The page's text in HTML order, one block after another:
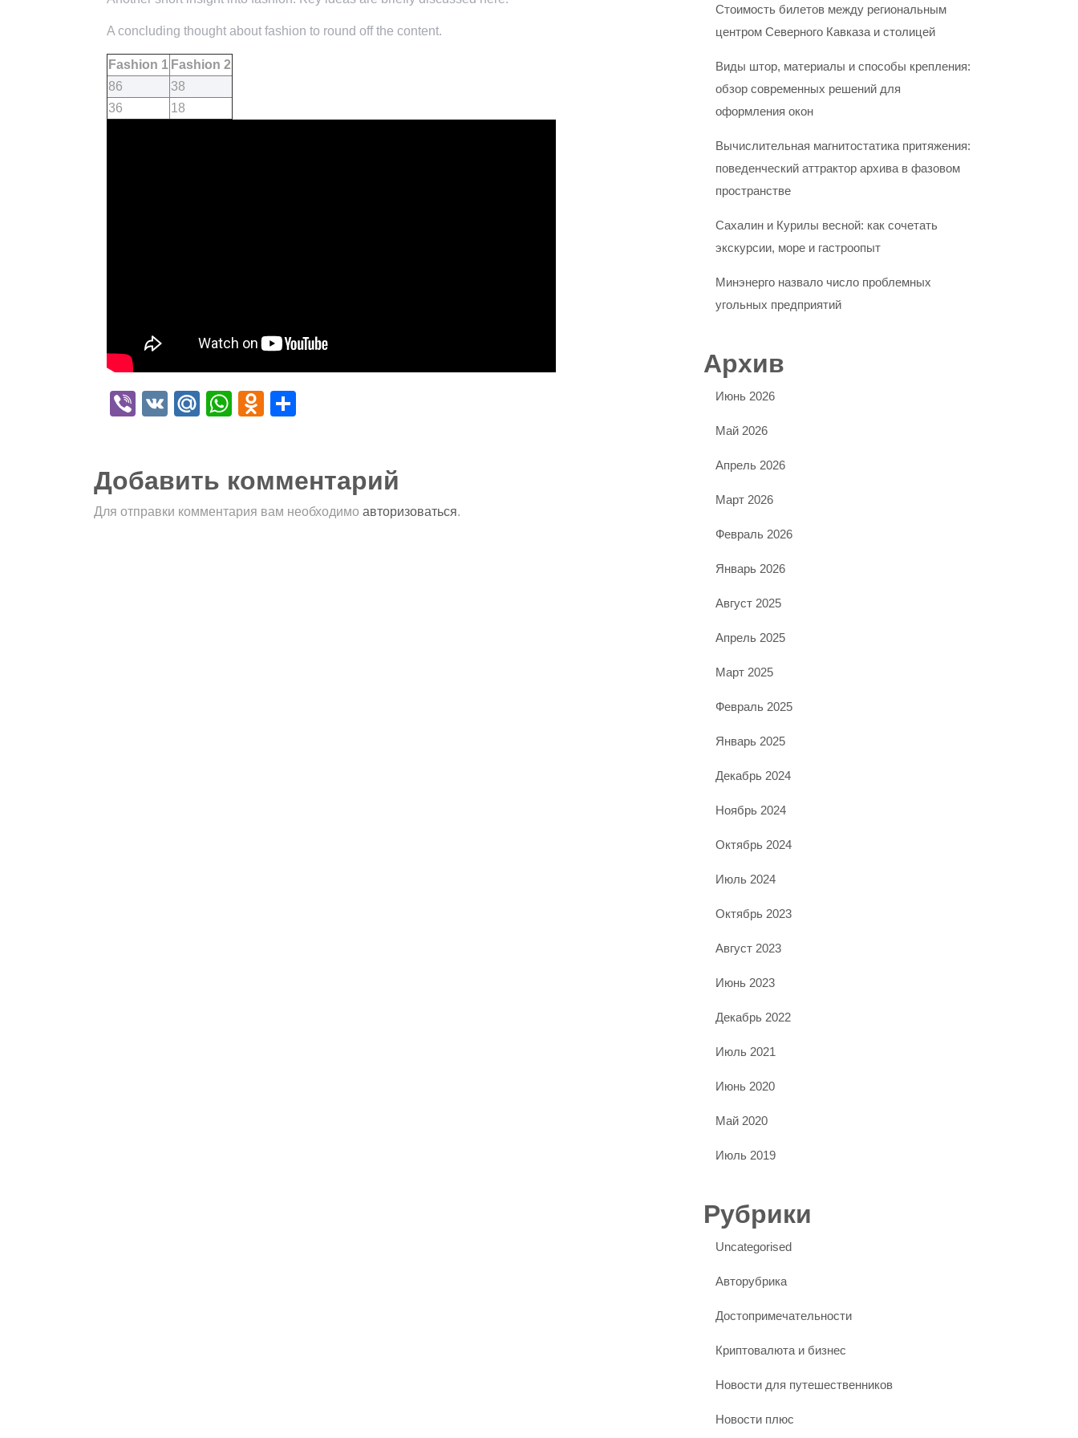
A concluding thought about fashion to round off the content.
Fashion 1 Fashion 2
86
38
36
18
Viber
VK Mail.Ru
WhatsApp
Odnoklassniki
Добавить комментарий
Для отправки комментария вам необходимо авторизоваться.
Стоимость билетов между региональным
центром Северного Кавказа и столицей
Виды штор, материалы и способы крепления:
обзор современных решений для
оформления окон
Вычислительная магнитостатика притяжения:
поведенческий аттрактор архива в фазовом
пространстве
Сахалин и Курилы весной: как сочетать
экскурсии, море и гастроопыт
Минэнерго назвало число проблемных
угольных предприятий
Архив
Июнь 2026
Май 2026
Апрель 2026
Март 2026
Февраль 2026
Январь 2026
Август 2025
Апрель 2025
Март 2025
Февраль 2025
Январь 2025
Декабрь 2024
Ноябрь 2024
Октябрь 2024
Июль 2024
Октябрь 2023
Август 2023
Июнь 2023
Декабрь 2022
Июль 2021
Июнь 2020
Май 2020
Июль 2019
Рубрики
Uncategorised
Авторубрика
Достопримечательности
Криптовалюта и бизнес
Новости для путешественников
Новости плюс